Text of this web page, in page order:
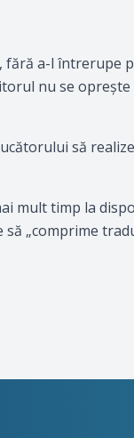
a-l întrerupe
nu se
să
mult timp la
„comprime